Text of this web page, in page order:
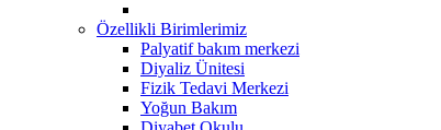
Özellikli Birimlerimiz
Palyatif bakım merkezi
Diyaliz Ünitesi
Fizik Tedavi Merkezi
Yoğun Bakım